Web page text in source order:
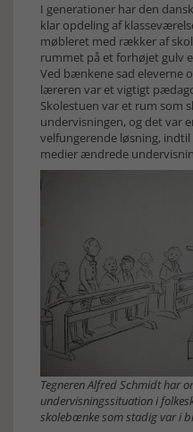
I generationer har den
klar opdeling af
møbleret med rækker af
rummet på et forhøjet gulv
Ved bænkene sad eleverne
læreren var et vigtigt
Skolestuen var et rum som
undervisningen, og det var
velfungerende løsning,
medier ændrede
Tegneren Alfred Schmidt har
undervisningssituation i
skolebænke som stadig var i